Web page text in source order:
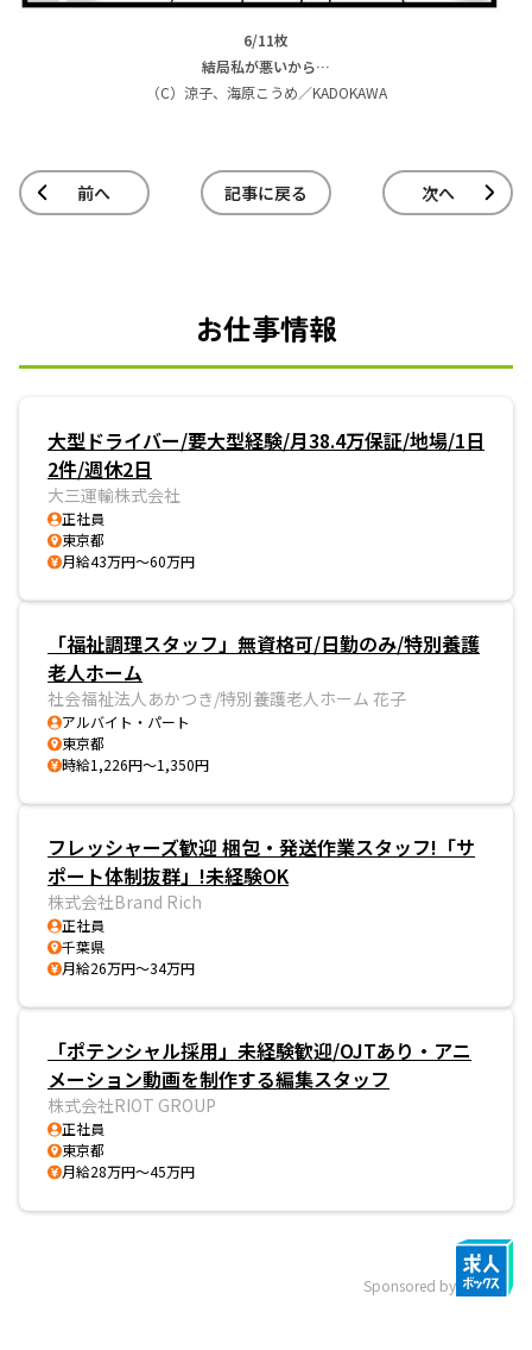
6/11枚
結局私が悪いから…
（C）涼子、海原こうめ／KADOKAWA
前へ 記事に戻る 次へ
お仕事情報
大型ドライバー/要大型経験/月38.4万保証/地場/1日
2件/週休2日
大三運輸株式会社
正社員
東京都
月給43万円～60万円
「福祉調理スタッフ」無資格可/日勤のみ/特別養護
老人ホーム
社会福祉法人あかつき/特別養護老人ホーム 花子
アルバイト・パート
東京都
時給1,226円～1,350円
フレッシャーズ歓迎 梱包・発送作業スタッフ!「サ
ポート体制抜群」!未経験OK
株式会社Brand Rich
正社員
千葉県
月給26万円～34万円
「ポテンシャル採用」未経験歓迎/OJTあり・アニ
メーション動画を制作する編集スタッフ
株式会社RIOT GROUP
正社員
東京都
月給28万円～45万円
Sponsored by